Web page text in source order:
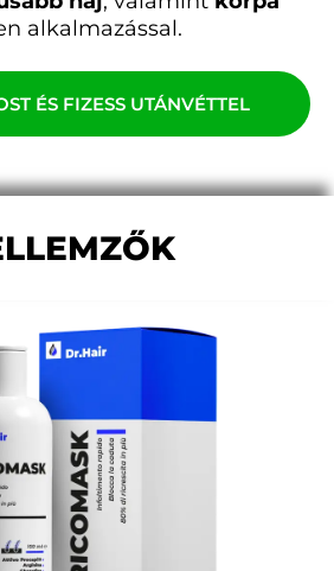
alkalmazással.
ÉS FIZESS UTÁNVÉTTEL